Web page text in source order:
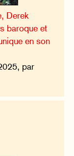
Derek
baroque et
en son
par